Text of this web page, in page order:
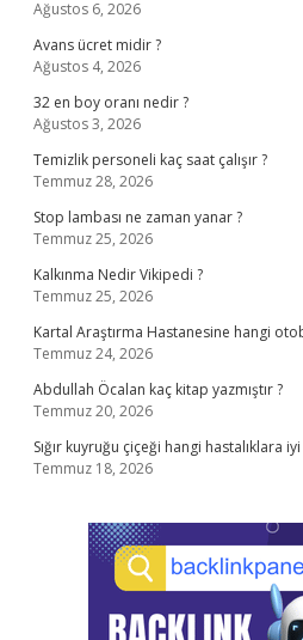
Ağustos 6, 2026
Avans ücret midir ?
Ağustos 4, 2026
32 en boy oranı nedir ?
Ağustos 3, 2026
Temizlik personeli kaç saat çalışır ?
Temmuz 28, 2026
Stop lambası ne zaman yanar ?
Temmuz 25, 2026
Kalkınma Nedir Vikipedi ?
Temmuz 25, 2026
Kartal Araştırma Hastanesine hangi
Temmuz 24, 2026
Abdullah Öcalan kaç kitap yazmıştır ?
Temmuz 20, 2026
Sığır kuyruğu çiçeği hangi hastalıklara
Temmuz 18, 2026